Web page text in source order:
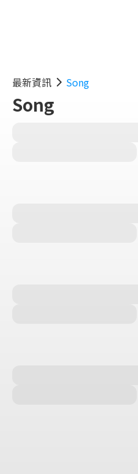
最新資訊 Song
Song